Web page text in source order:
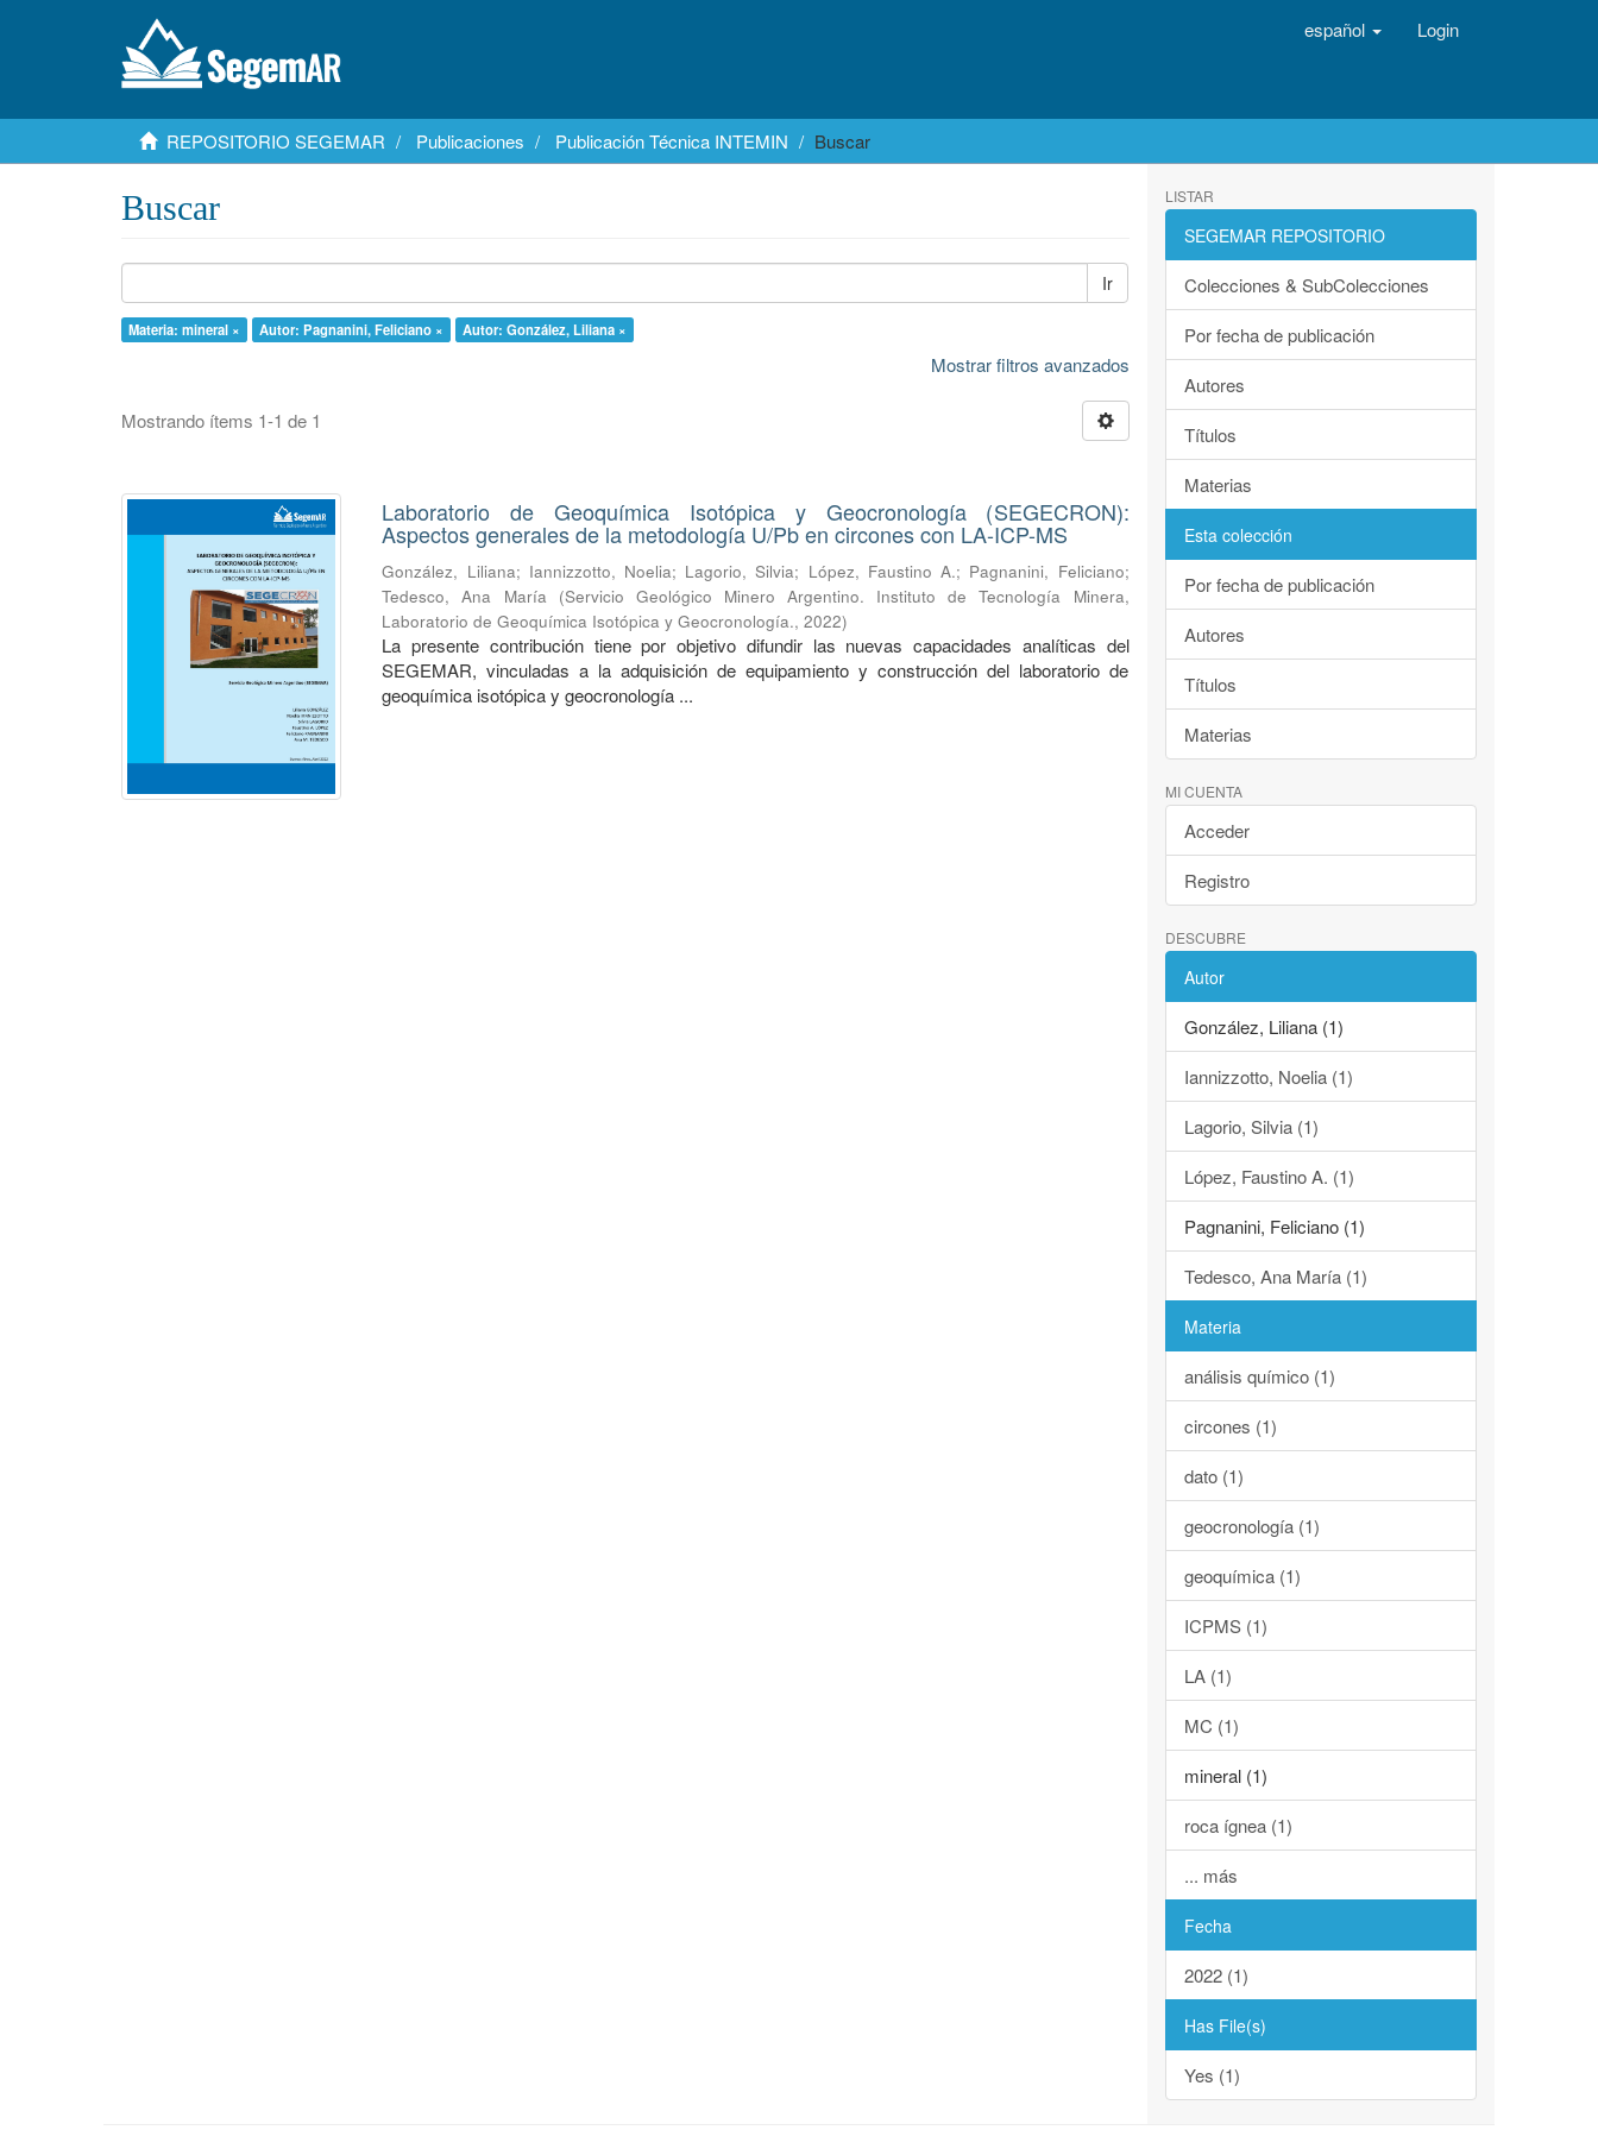
español Login
REPOSITORIO SEGEMAR Publicaciones Publicación Técnica INTEMIN Buscar
Buscar
Ir
Materia: mineral × Autor: Pagnanini, Feliciano × Autor: González, Liliana ×
Mostrar filtros avanzados
Mostrando ítems 1-1 de 1
Laboratorio de Geoquímica Isotópica y Geocronología (SEGECRON):
Aspectos generales de la metodología U/Pb en circones con LA-ICP-MS
González, Liliana; Iannizzotto, Noelia; Lagorio, Silvia; López, Faustino A.; Pagnanini, Feliciano;
Tedesco, Ana María (Servicio Geológico Minero Argentino. Instituto de Tecnología Minera,
Laboratorio de Geoquímica Isotópica y Geocronología.,2022)
La presente contribución tiene por objetivo difundir las nuevas capacidades analíticas del
SEGEMAR, vinculadas a la adquisición de equipamiento y construcción del laboratorio de
geoquímica isotópica y geocronología ...
LISTAR
SEGEMAR REPOSITORIO
Colecciones & SubColecciones
Por fecha de publicación
Autores
Títulos
Materias
Esta colección
Por fecha de publicación
Autores
Títulos
Materias
MI CUENTA
Acceder
Registro
DESCUBRE
Autor
González, Liliana (1)
Iannizzotto, Noelia (1)
Lagorio, Silvia (1)
López, Faustino A. (1)
Pagnanini, Feliciano (1)
Tedesco, Ana María (1)
Materia
análisis químico (1)
circones (1)
dato (1)
geocronología (1)
geoquímica (1)
ICPMS (1)
LA (1)
MC (1)
mineral (1)
roca ígnea (1)
... más
Fecha
2022 (1)
Has File(s)
Yes (1)